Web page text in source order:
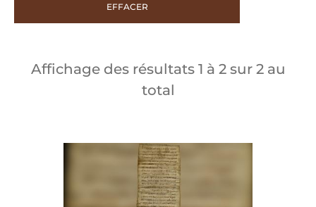
EFFACER
Affichage des résultats 1 à 2sur 2au
total